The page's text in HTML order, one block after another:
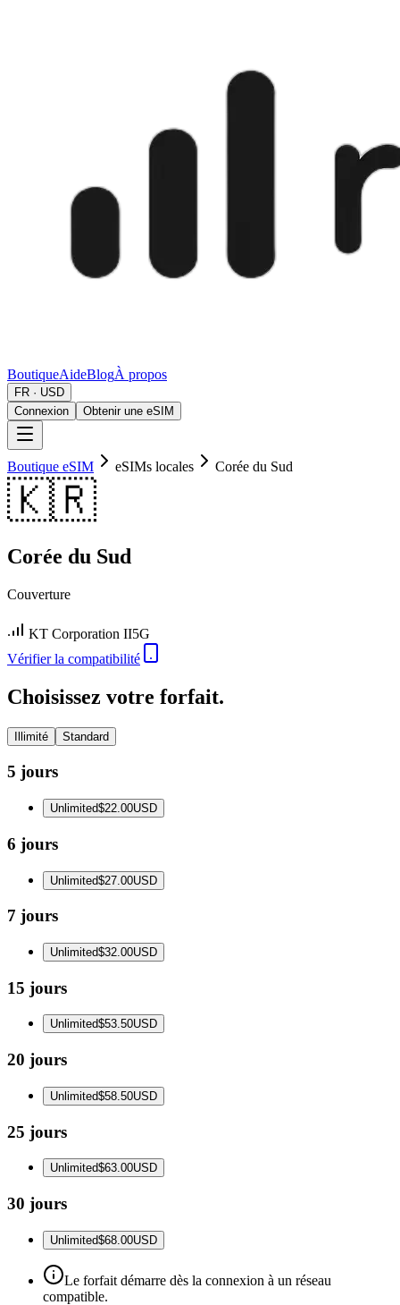
BoutiqueAideBlogÀ propos
FR · USD
Connexion
Obtenir une eSIM
Boutique eSIM eSIMs locales Corée du Sud
🇰🇷
Corée du Sud
Couverture
KT Corporation II5G
Vérifier la compatibilité
Choisissez votre forfait.
Illimité Standard
5 jours
Unlimited$22.00USD
6 jours
Unlimited$27.00USD
7 jours
Unlimited$32.00USD
15 jours
Unlimited$53.50USD
20 jours
Unlimited$58.50USD
25 jours
Unlimited$63.00USD
30 jours
Unlimited$68.00USD
Le forfait démarre dès la connexion à un réseau
compatible.